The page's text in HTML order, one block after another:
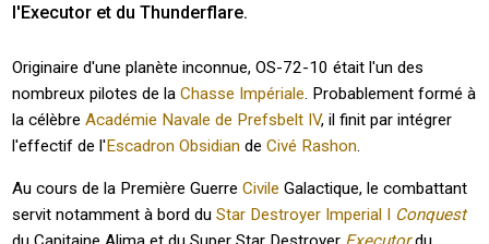
l'Executor et du Thunderflare.
Originaire d'une planète inconnue, OS-72-10 était l'un des
nombreux pilotes de laChasse Impériale. Probablement formé à
la célèbreAcadémie Navale de Prefsbelt IV, il finit par intégrer
l'effectif de l'Escadron Obsidian deCivé Rashon.
Au cours de la Première GuerreCivile Galactique, le combattant
servit notamment à bord duStar Destroyer Imperial I Conquest